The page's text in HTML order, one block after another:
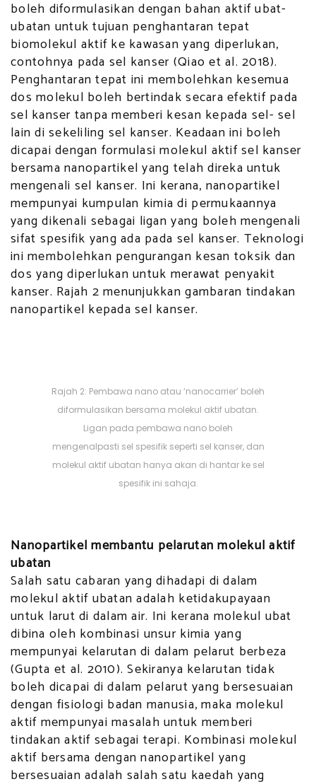
boleh diformulasikan dengan bahan aktif ubat-
ubatan untuk tujuan penghantaran tepat
biomolekul aktif ke kawasan yang diperlukan,
contohnya pada sel kanser (Qiao et al. 2018).
Penghantaran tepat ini membolehkan kesemua
dos molekul boleh bertindak secara efektif pada
sel kanser tanpa memberi kesan kepada sel- sel
lain di sekeliling sel kanser. Keadaan ini boleh
dicapai dengan formulasi molekul aktif sel kanser
bersama nanopartikel yang telah direka untuk
mengenali sel kanser. Ini kerana, nanopartikel
mempunyai kumpulan kimia di permukaannya
yang dikenali sebagai ligan yang boleh mengenali
sifat spesifik yang ada pada sel kanser. Teknologi
ini membolehkan pengurangan kesan toksik dan
dos yang diperlukan untuk merawat penyakit
kanser. Rajah 2 menunjukkan gambaran tindakan
nanopartikel kepada sel kanser.
Rajah 2: Pembawa nano atau ‘nanocarrier’ boleh
diformulasikan bersama molekul aktif ubatan.
Ligan pada pembawa nano boleh
mengenalpasti sel spesifik seperti sel kanser, dan
molekul aktif ubatan hanya akan di hantar ke sel
spesifik ini sahaja.
Nanopartikel membantu pelarutan molekul aktif
ubatan
Salah satu cabaran yang dihadapi di dalam
molekul aktif ubatan adalah ketidakupayaan
untuk larut di dalam air. Ini kerana molekul ubat
dibina oleh kombinasi unsur kimia yang
mempunyai kelarutan di dalam pelarut berbeza
(Gupta et al. 2010). Sekiranya kelarutan tidak
boleh dicapai di dalam pelarut yang bersesuaian
dengan fisiologi badan manusia, maka molekul
aktif mempunyai masalah untuk memberi
tindakan aktif sebagai terapi. Kombinasi molekul
aktif bersama dengan nanopartikel yang
bersesuaian adalah salah satu kaedah yang